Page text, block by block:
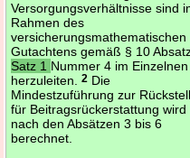
Versorgungsverhältnisse sind
Rahmen des
versicherungsmathematischen
Gutachtens gemäß § 10
Satz 1 Nummer 4 im Einzelnen
herzuleiten.2 Die
Mindestzuführung zur
für Beitragsrückerstattung wird
nach den Absätzen 3 bis 6
berechnet.